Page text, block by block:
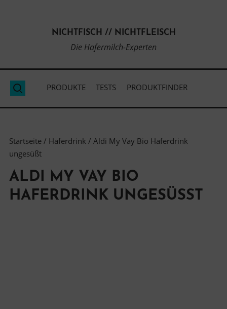
NICHTFISCH // NICHTFLEISCH
Die Hafermilch-Experten
Suche
PRODUKTE TESTS PRODUKTFINDER
Startseite/ Haferdrink / Aldi My Vay Bio Haferdrink
ungesüßt
ALDI MY VAY BIO
HAFERDRINK UNGESÜSST